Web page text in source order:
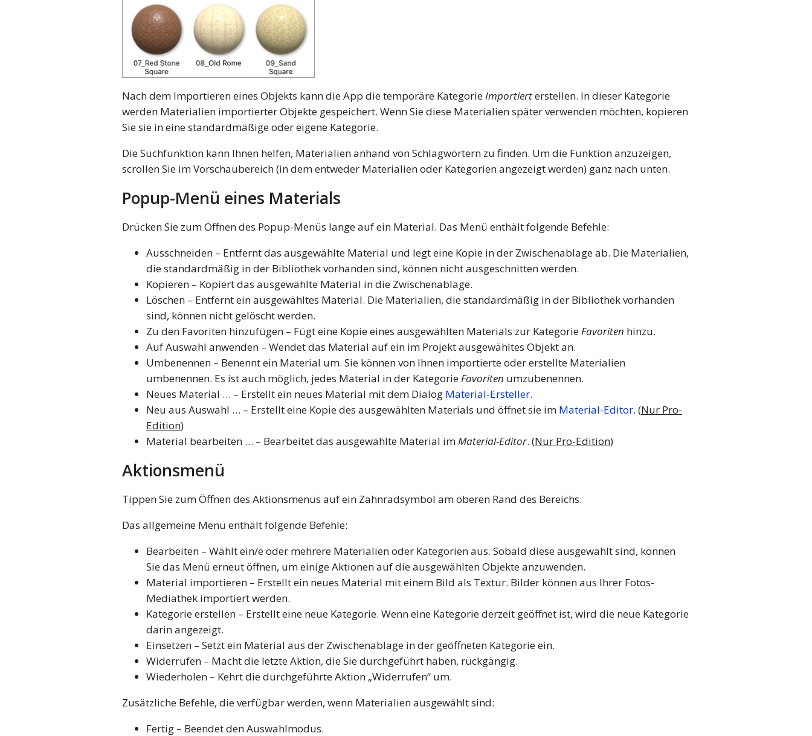
Nach dem Importieren eines Objekts kann die App die temporäre KategorieImportierterstellen. In dieser Kategorie
werden Materialien importierter Objekte gespeichert. Wenn Sie diese Materialien später verwenden möchten, kopieren
Sie sie in eine standardmäßige oder eigene Kategorie.
Die Suchfunktion kann Ihnen helfen, Materialien anhand von Schlagwörtern zu finden. Um die Funktion anzuzeigen,
scrollen Sie im Vorschaubereich (in dem entweder Materialien oder Kategorien angezeigt werden) ganz nach unten.
Popup-Menü eines Materials
Drücken Sie zum Öffnen des Popup-Menüs lange auf ein Material. Das Menü enthält folgende Befehle:
Ausschneiden – Entfernt das ausgewählte Material und legt eine Kopie in der Zwischenablage ab. Die Materialien,
die standardmäßig in der Bibliothek vorhanden sind, können nicht ausgeschnitten werden.
Kopieren – Kopiert das ausgewählte Material in die Zwischenablage.
Löschen – Entfernt ein ausgewähltes Material. Die Materialien, die standardmäßig in der Bibliothek vorhanden
sind, können nicht gelöscht werden.
Zu den Favoriten hinzufügen – Fügt eine Kopie eines ausgewählten Materials zur KategorieFavoriten hinzu.
Auf Auswahl anwenden – Wendet das Material auf ein im Projekt ausgewähltes Objekt an.
Umbenennen – Benennt ein Material um. Sie können von Ihnen importierte oder erstellte Materialien
umbenennen. Es ist auch möglich, jedes Material in der KategorieFavoriten umzubenennen.
Neues Material … – Erstellt ein neues Material mit dem Dialog Material-Ersteller.
Neu aus Auswahl … – Erstellt eine Kopie des ausgewählten Materials und öffnet sie im Material-Editor. (Nur Pro-
Edition)
Material bearbeiten … – Bearbeitet das ausgewählte Material imMaterial-Editor. (Nur Pro-Edition)
Aktionsmenü
Tippen Sie zum Öffnen des Aktionsmenüs auf ein Zahnradsymbol am oberen Rand des Bereichs.
Das allgemeine Menü enthält folgende Befehle:
Bearbeiten – Wählt ein/e oder mehrere Materialien oder Kategorien aus. Sobald diese ausgewählt sind, können
Sie das Menü erneut öffnen, um einige Aktionen auf die ausgewählten Objekte anzuwenden.
Material importieren – Erstellt ein neues Material mit einem Bild als Textur. Bilder können aus Ihrer Fotos-
Mediathek importiert werden.
Kategorie erstellen – Erstellt eine neue Kategorie. Wenn eine Kategorie derzeit geöffnet ist, wird die neue Kategorie
darin angezeigt.
Einsetzen – Setzt ein Material aus der Zwischenablage in der geöffneten Kategorie ein.
Widerrufen – Macht die letzte Aktion, die Sie durchgeführt haben, rückgängig.
Wiederholen – Kehrt die durchgeführte Aktion „Widerrufen“ um.
Zusätzliche Befehle, die verfügbar werden, wenn Materialien ausgewählt sind:
Fertig – Beendet den Auswahlmodus.